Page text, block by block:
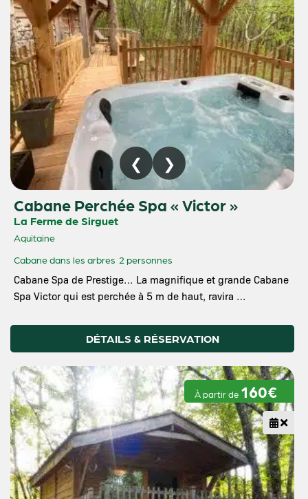
Cabane Perchée Spa « Victor »
La Ferme de Sirguet
Aquitaine
Cabane dans les arbres 2 personnes
Cabane Spa de Prestige… La magnifique et grande Cabane
Spa Victor qui est perchée à 5 m de haut, ravira …
DÉTAILS & RÉSERVATION
À partir de 160€